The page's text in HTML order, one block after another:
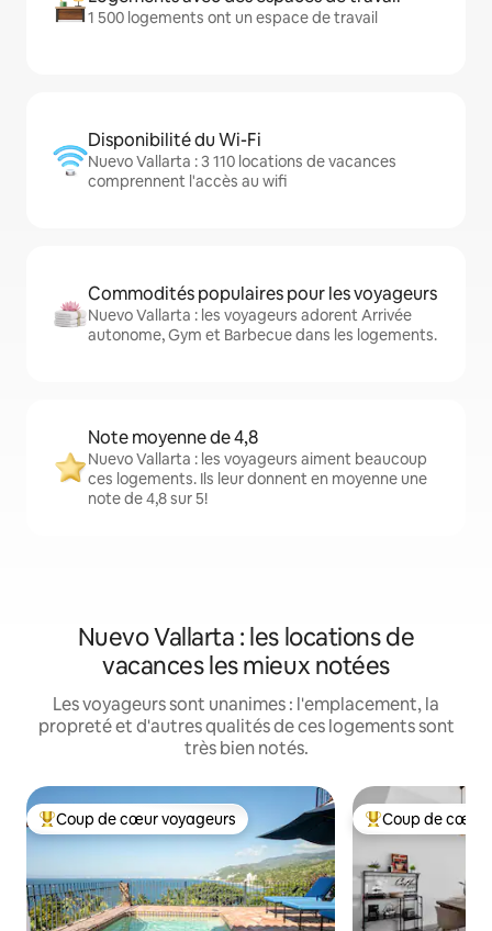
1 500 logements ont un espace de travail
Disponibilité du Wi-Fi
Nuevo Vallarta : 3 110 locations de vacances
comprennent l'accès au wifi
Commodités populaires pour les voyageurs
Nuevo Vallarta : les voyageurs adorent Arrivée
autonome, Gym et Barbecue dans les logements.
Note moyenne de 4,8
Nuevo Vallarta : les voyageurs aiment beaucoup
ces logements. Ils leur donnent en moyenne une
note de 4,8 sur 5!
Nuevo Vallarta : les locations de
vacances les mieux notées
Les voyageurs sont unanimes : l'emplacement, la
propreté et d'autres qualités de ces logements sont
très bien notés.
Coup de cœur voyageurs parmi les plus aimés
Coup de cœur voyageurs Coup de cœur
Coup de cœur